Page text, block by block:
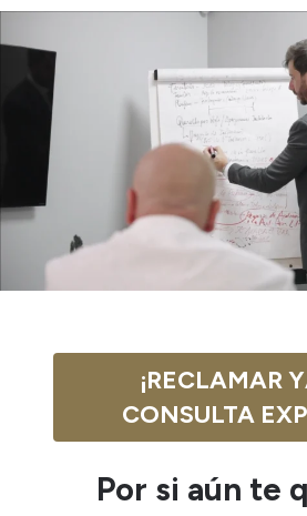
¡RECLAMAR
CONSULTA
Por si aún te